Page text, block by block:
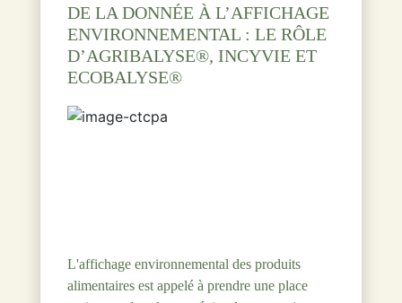
DE LA DONNÉE À L’AFFICHAGE
ENVIRONNEMENTAL : LE RÔLE
D’AGRIBALYSE®, INCYVIE ET
ECOBALYSE®
L'affichage environnemental des produits
alimentaires est appelé à prendre une place